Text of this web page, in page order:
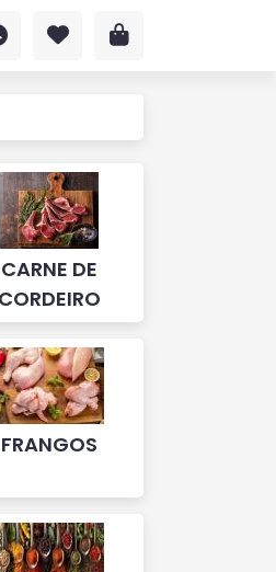
CARNE DE
CORDEIRO
FRANGOS